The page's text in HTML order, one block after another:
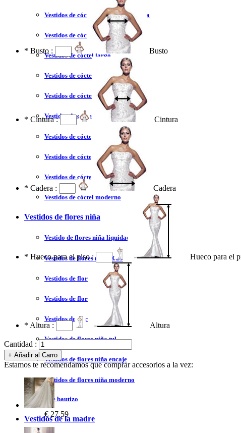
Vestidos de cóctel liquidación y venta
Vestidos de cóctel 2023
Vestidos de cóctel largo
Vestidos de cóctel corto
Vestidos de cóctel tallas grandes
Vestidos de cóctel sin tirantes
Vestidos de cóctel azul
Vestidos de cóctel rojo
Vestidos de cóctel coral
Vestidos de cóctel moderno
Vestidos de flores niña
Vestido de flores niña liquidación y venta
Vestidos de flores niña 2023
Vestidos de flores niña blanco
Vestidos de flores niña azul
Vestidos de flores niña marfil
Vestidos de flores niña tul
Vestidos de flores niña encaje
Vestidos de flores niña moderno
Vestidos de bautizo
Vestidos de la madre
* Busto : Busto
* Cintura : Cintura
* Cadera : Cadera
* Hueco para el piso : Hueco para el
* Altura : Altura
Cantidad :
Estamos te recomendamos que comprar accesorios a la vez:
€ 27,59